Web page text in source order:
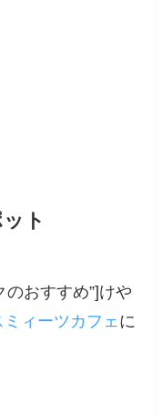
ト
おすすめ”]けや
ミィーツカフェ に